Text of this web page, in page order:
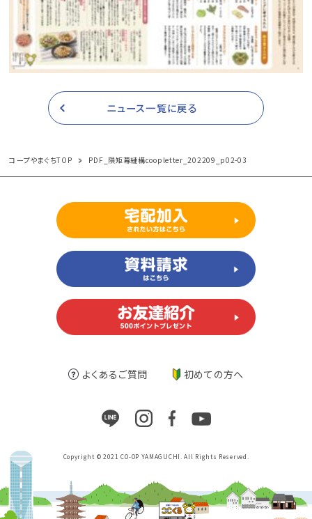
ニュース一覧に戻る
コープやまぐちTOP PDF_隕矩幕縺構coopletter_202209_p02-03
よくあるご質問 初めての方へ
Copyright © 2021 CO-OP YAMAGUCHI. All Rights Reserved.